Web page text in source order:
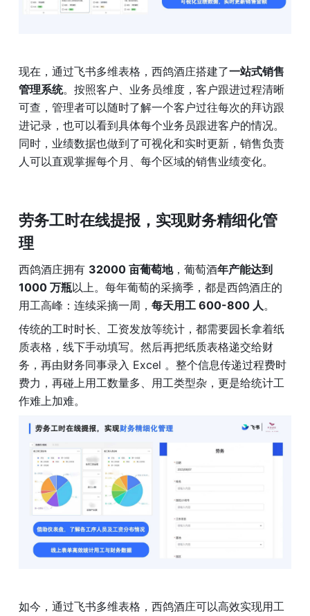
现在，通过飞书多维表格，西鸽酒庄搭建了一站式销售
管理系统。按照客户、业务员维度，客户跟进过程清晰
可查，管理者可以随时了解一个客户过往每次的拜访跟
进记录，也可以看到具体每个业务员跟进客户的情况。
同时，业绩数据也做到了可视化和实时更新，销售负责
人可以直观掌握每个月、每个区域的销售业绩变化。
劳务工时在线提报，实现财务精细化管
理
西鸽酒庄拥有 32000 亩葡萄地，葡萄酒年产能达到
1000 万瓶以上。每年葡萄的采摘季，都是西鸽酒庄的
用工高峰：连续采摘一周， 每天用工 600-800 人 。
传统的工时时长、工资发放等统计，都需要园长拿着纸
质表格，线下手动填写。然后再把纸质表格递交给财
务，再由财务同事录入 Excel 。整个信息传递过程费时
费力，再碰上用工数量多、用工类型杂，更是给统计工
作难上加难。
如今，通过飞书多维表格，西鸽酒庄可以高效实现用工